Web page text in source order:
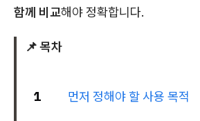
함께 비교해야 정확합니다.
📌 목차
1 먼저 정해야 할 사용 목적